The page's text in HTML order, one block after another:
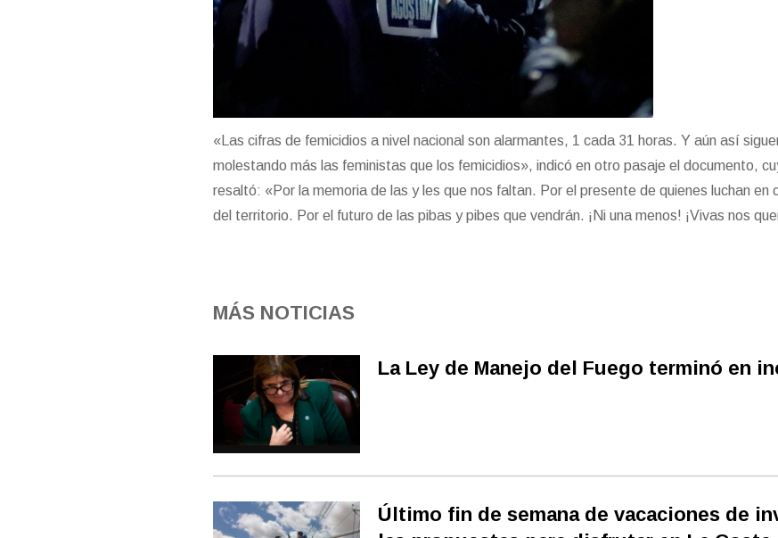
«Las cifras de femicidios a nivel nacional son alarmantes, 1 cada 31 horas. Y aún así
molestando más las feministas que los femicidios», indicó en otro pasaje el documento,
resaltó: «Por la memoria de las y les que nos faltan. Por el presente de quienes luchan en
del territorio. Por el futuro de las pibas y pibes que vendrán. ¡Ni una menos! ¡Vivas nos
MÁS NOTICIAS
La Ley de Manejo del Fuego terminó en
Último fin de semana de vacaciones de